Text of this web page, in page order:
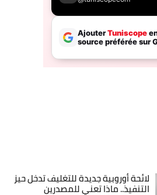
لائحة أوروبية جديدة للتغليف تدخل حيز
التنفيذ.. ماذا تعني للمصدرين